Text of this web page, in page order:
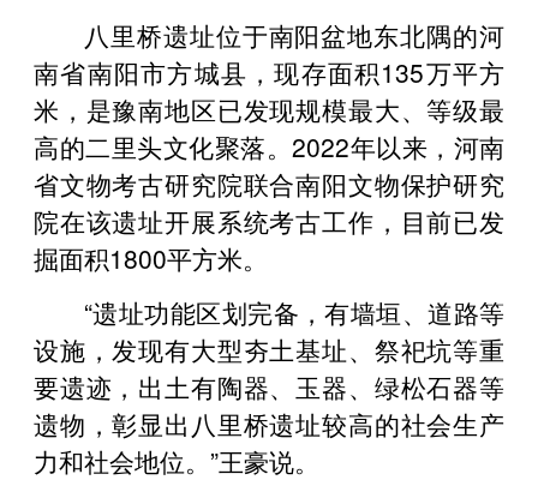
八里桥遗址位于南阳盆地东北隅的河
南省南阳市方城县，现存面积135万平方
米，是豫南地区已发现规模最大、等级最
高的二里头文化聚落。2022年以来，河南
省文物考古研究院联合南阳文物保护研究
院在该遗址开展系统考古工作，目前已发
掘面积1800平方米。
“遗址功能区划完备，有墙垣、道路等
设施，发现有大型夯土基址、祭祀坑等重
要遗迹，出土有陶器、玉器、绿松石器等
遗物，彰显出八里桥遗址较高的社会生产
力和社会地位。”王豪说。